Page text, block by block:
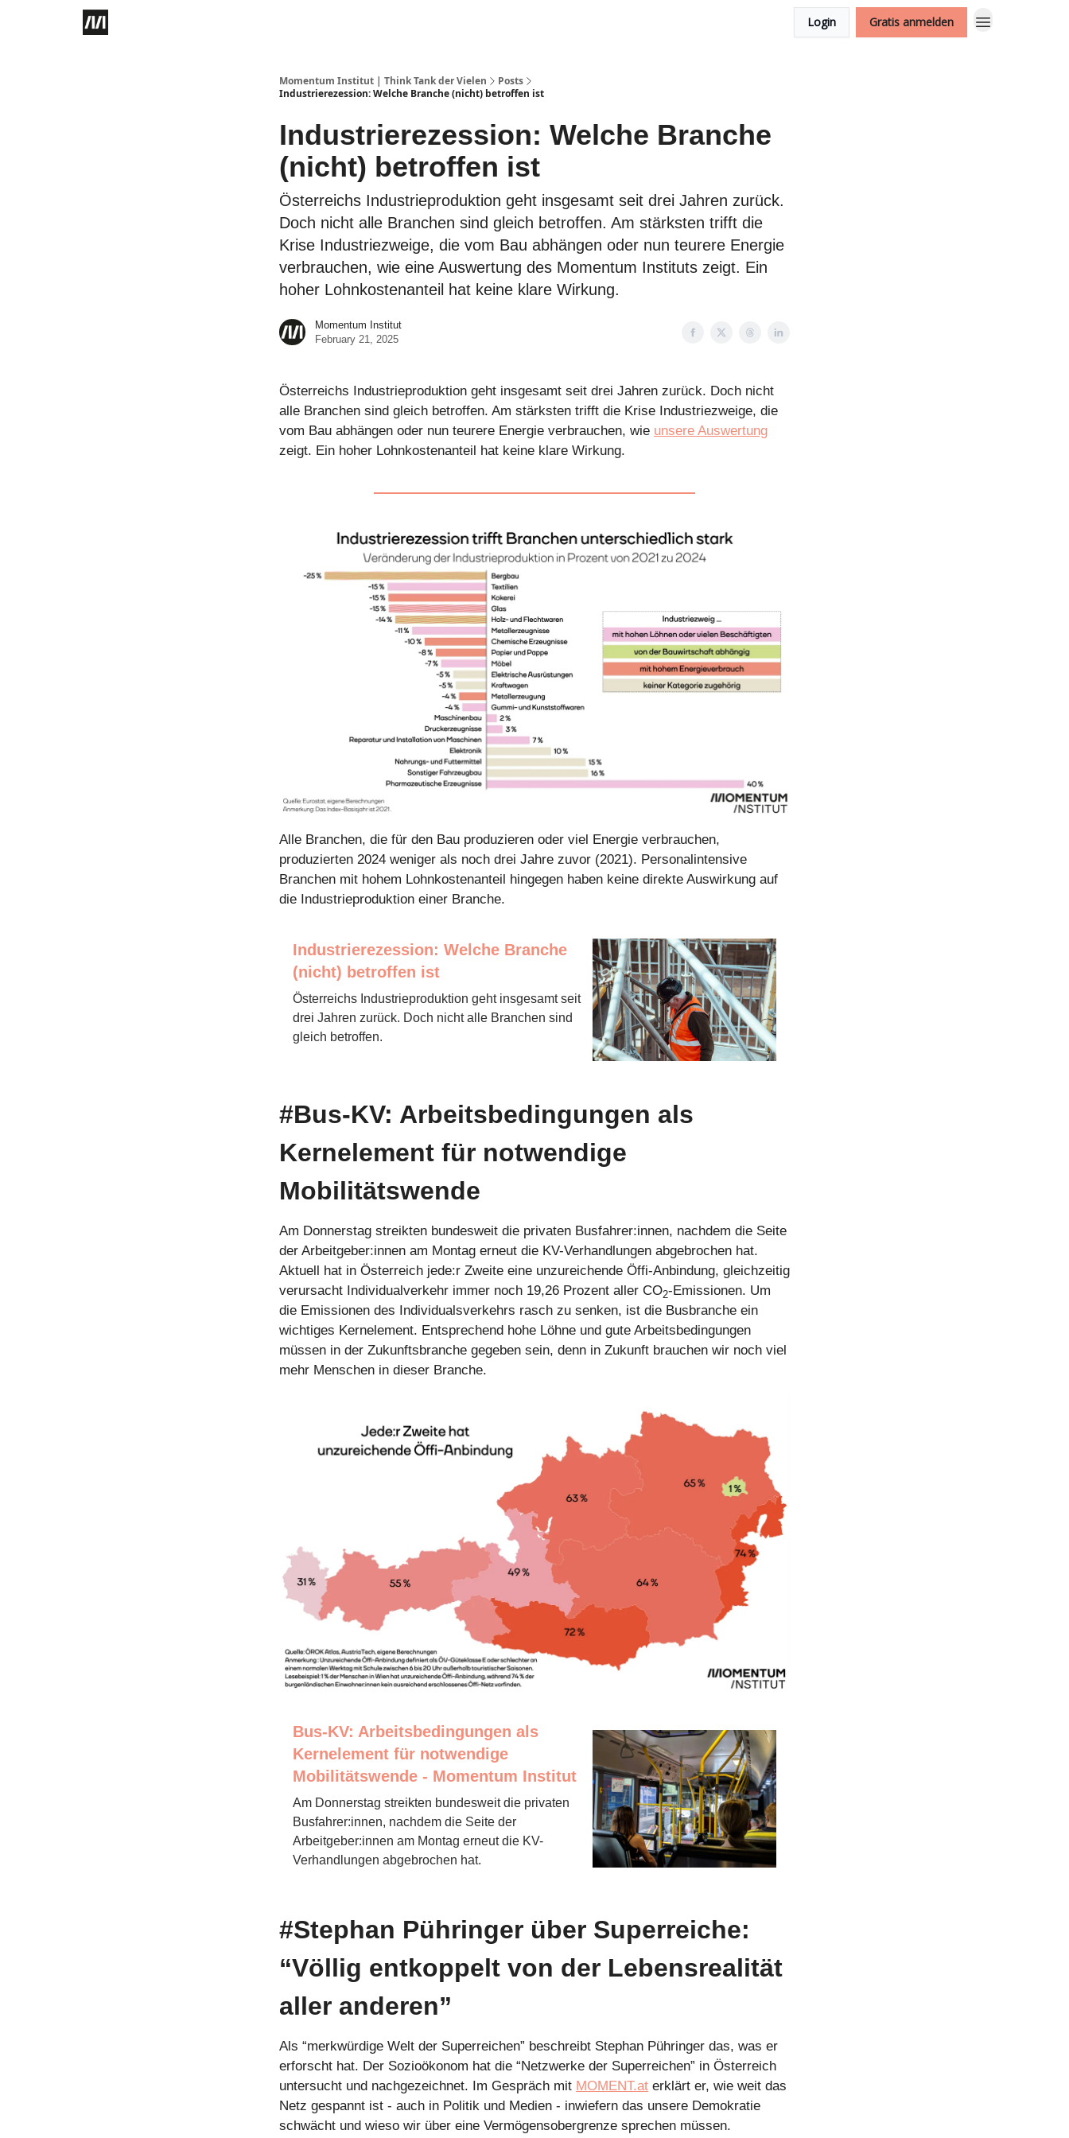
Login Gratis anmelden
Momentum Institut | Think Tank der Vielen
Posts
Industrierezession: Welche Branche (nicht) betroffen ist
Industrierezession: Welche Branche
(nicht) betroffen ist
Österreichs Industrieproduktion geht insgesamt seit drei Jahren zurück.
Doch nicht alle Branchen sind gleich betroffen. Am stärksten trifft die
Krise Industriezweige, die vom Bau abhängen oder nun teurere Energie
verbrauchen, wie eine Auswertung des Momentum Instituts zeigt. Ein
hoher Lohnkostenanteil hat keine klare Wirkung.
Momentum Institut
February 21, 2025
Österreichs Industrieproduktion geht insgesamt seit drei Jahren zurück. Doch nicht
alle Branchen sind gleich betroffen. Am stärksten trifft die Krise Industriezweige, die
vom Bau abhängen oder nun teurere Energie verbrauchen, wie unsere Auswertung
zeigt. Ein hoher Lohnkostenanteil hat keine klare Wirkung.
Alle Branchen, die für den Bau produzieren oder viel Energie verbrauchen,
produzierten 2024 weniger als noch drei Jahre zuvor (2021). Personalintensive
Branchen mit hohem Lohnkostenanteil hingegen haben keine direkte Auswirkung auf
die Industrieproduktion einer Branche.
Industrierezession: Welche Branche
(nicht) betroffen ist
Österreichs Industrieproduktion geht insgesamt seit
drei Jahren zurück. Doch nicht alle Branchen sind
gleich betroffen.
#Bus-KV: Arbeitsbedingungen als
Kernelement für notwendige
Mobilitätswende
Am Donnerstag streikten bundesweit die privaten Busfahrer:innen, nachdem die Seite
der Arbeitgeber:innen am Montag erneut die KV-Verhandlungen abgebrochen hat.
Aktuell hat in Österreich jede:r Zweite eine unzureichende Öffi-Anbindung, gleichzeitig
verursacht Individualverkehr immer noch 19,26 Prozent aller CO2-Emissionen. Um
die Emissionen des Individualsverkehrs rasch zu senken, ist die Busbranche ein
wichtiges Kernelement. Entsprechend hohe Löhne und gute Arbeitsbedingungen
müssen in der Zukunftsbranche gegeben sein, denn in Zukunft brauchen wir noch viel
mehr Menschen in dieser Branche.
Bus-KV: Arbeitsbedingungen als
Kernelement für notwendige
Mobilitätswende - Momentum Institut
Am Donnerstag streikten bundesweit die privaten
Busfahrer:innen, nachdem die Seite der
Arbeitgeber:innen am Montag erneut die KV-
Verhandlungen abgebrochen hat.
#Stephan Pühringer über Superreiche:
“Völlig entkoppelt von der Lebensrealität
aller anderen”
Als “merkwürdige Welt der Superreichen” beschreibt Stephan Pühringer das, was er
erforscht hat. Der Sozioökonom hat die “Netzwerke der Superreichen” in Österreich
untersucht und nachgezeichnet. Im Gespräch mit MOMENT.at erklärt er, wie weit das
Netz gespannt ist - auch in Politik und Medien - inwiefern das unsere Demokratie
schwächt und wieso wir über eine Vermögensobergrenze sprechen müssen.